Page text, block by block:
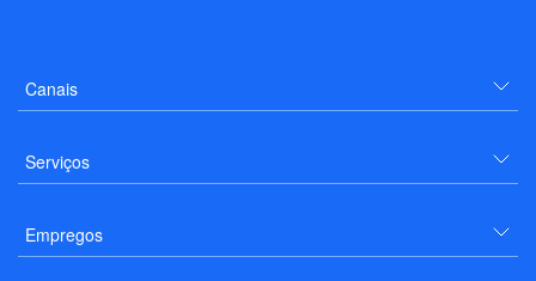
Canais
Serviços
Empregos